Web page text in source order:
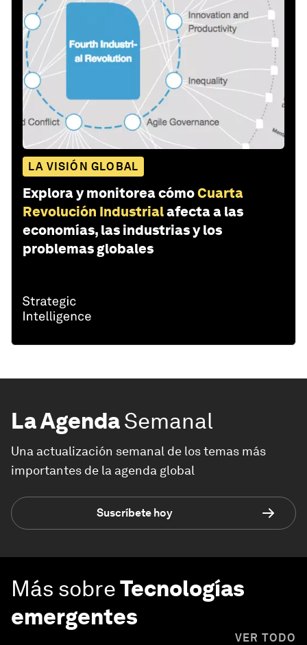
LA VISIÓN GLOBAL
Explora y monitorea cómoCuarta
Revolución Industrialafecta a las
economías, las industrias y los
problemas globales
La AgendaSemanal
Una actualización semanal de los temas más
importantes de la agenda global
Suscríbete hoy
Más sobreTecnologías
emergentes
VER TODO